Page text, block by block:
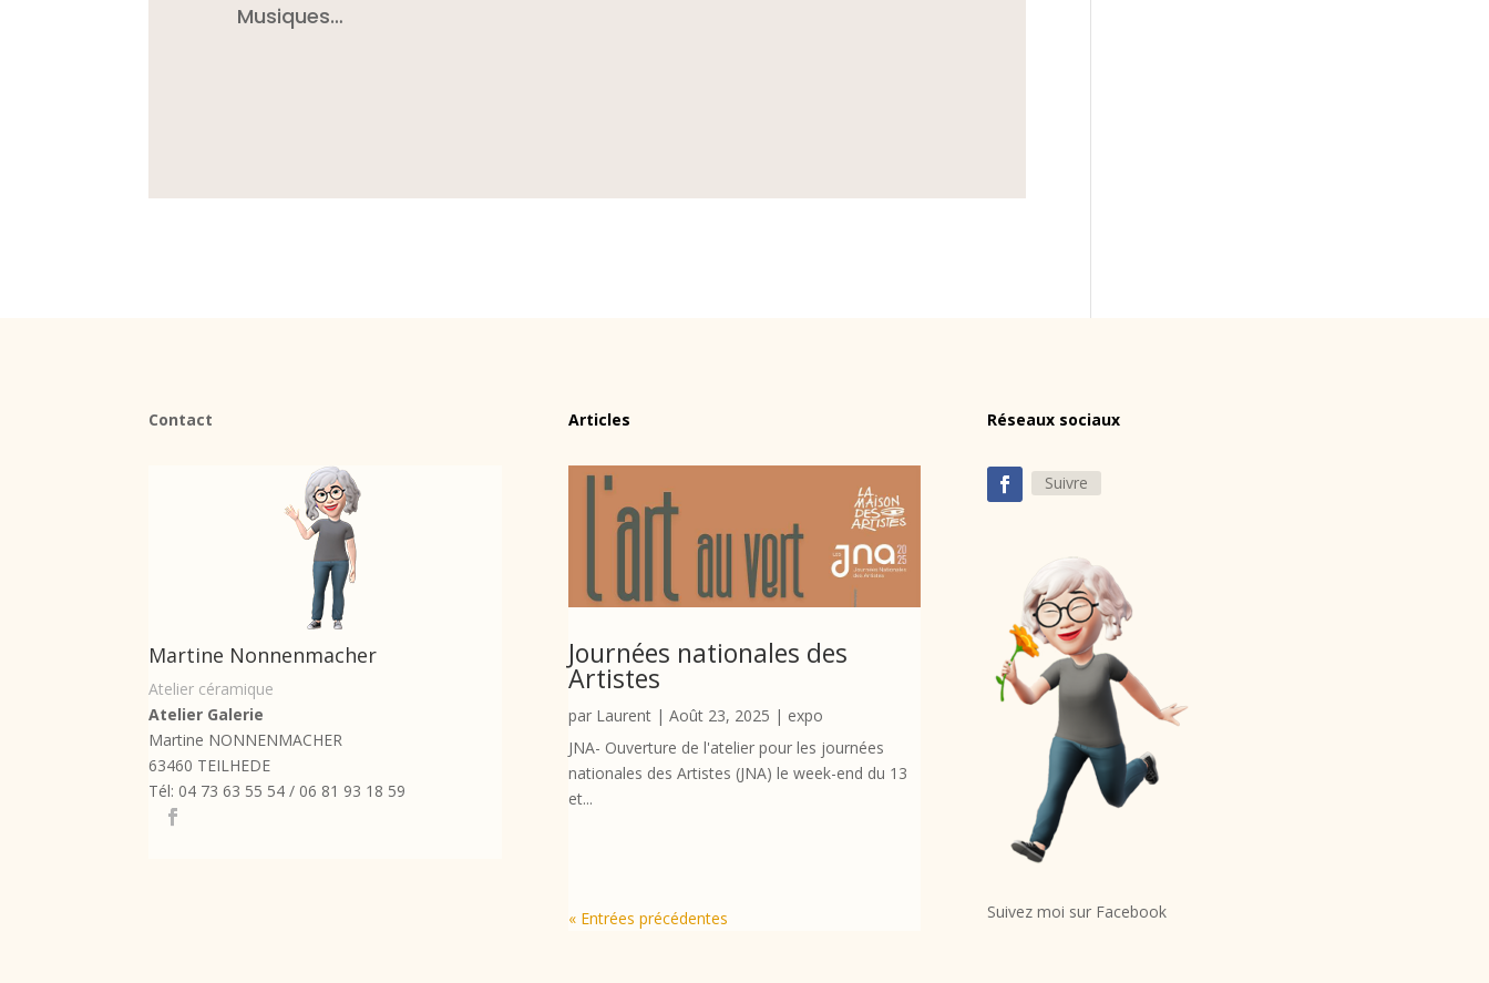
Musiques…
Contact
Martine Nonnenmacher
Atelier céramique
Atelier Galerie
Martine NONNENMACHER
63460 TEILHEDE
Tél: 04 73 63 55 54 / 06 81 93 18 59
Articles
Journées nationales des
Artistes
par Laurent| Août 23, 2025 | expo
JNA- Ouverture de l'atelier pour les journées
nationales des Artistes (JNA) le week-end du 13
et...
« Entrées précédentes
Réseaux sociaux
Suivre
Suivez moi sur Facebook